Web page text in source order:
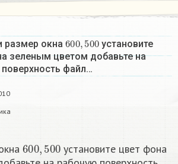
размер окна 600,500установите
зеленым цветом добавьте на
файл…
600 500 установите цвет фона